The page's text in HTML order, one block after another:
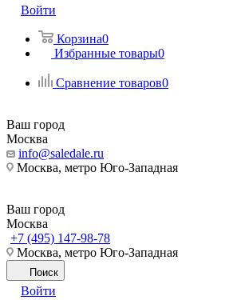
Войти
Корзина0
Избранные товары0
Сравнение товаров0
Ваш город
Москва
info@saledale.ru
Москва, метро Юго-Западная
Ваш город
Москва
+7 (495) 147-98-78
Москва, метро Юго-Западная
Поиск
Войти